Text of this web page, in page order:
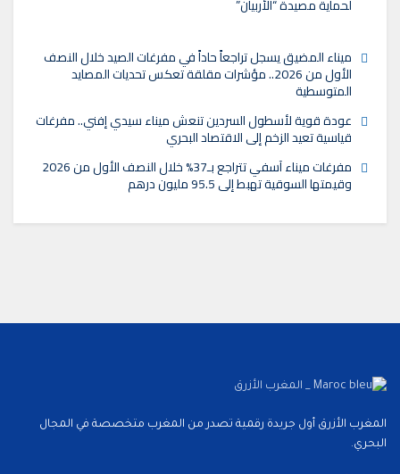
لحماية مصيدة “الأربيان”
ميناء المضيق يسجل تراجعاً حاداً في مفرغات الصيد خلال النصف
الأول من 2026.. مؤشرات مقلقة تعكس تحديات المصايد
المتوسطية
عودة قوية لأسطول السردين تنعش ميناء سيدي إفني.. مفرغات
قياسية تعيد الزخم إلى الاقتصاد البحري
مفرغات ميناء آسفي تتراجع بـ37% خلال النصف الأول من 2026
وقيمتها السوقية تهبط إلى 95.5 مليون درهم
المغرب الأزرق أول جريدة رقمية تصدر من المغرب متخصصة في المجال
البحري.